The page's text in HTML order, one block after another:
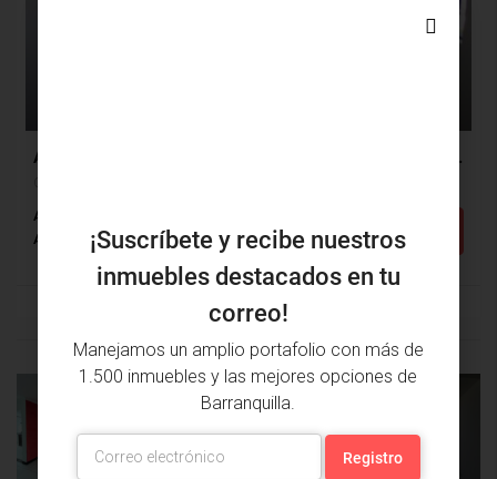
Apartamento Arriendo, Ciudad Mallorquin, Barranquilla (30600)
Alcobas: 2
Apartamento
Detalles
ANTERIOR
PROPIEDAD
¡Suscríbete y recibe nuestros
inmuebles destacados en tu
correo!
Manejamos un amplio portafolio con más de
1.500 inmuebles y las mejores opciones de
Barranquilla.